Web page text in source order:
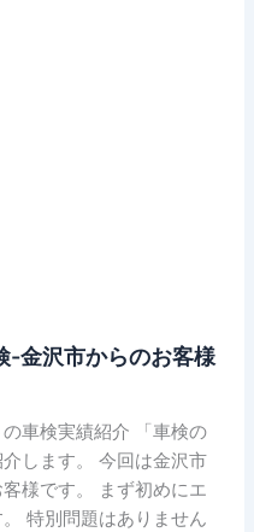
-金沢市からのお客様
車検実績紹介 「車検の
します。 今回は金沢市
様です。 まず初めにエ
特別問題はありません